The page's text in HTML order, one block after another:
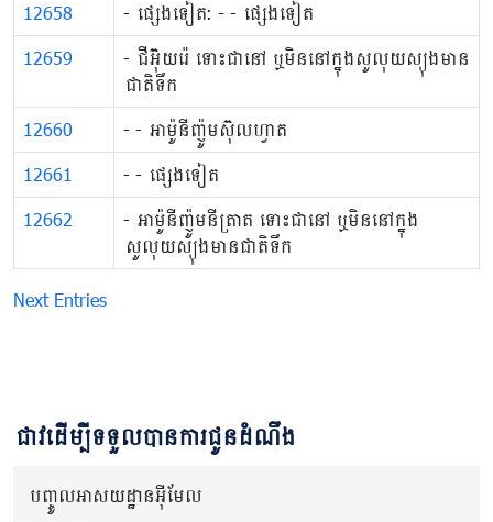
12658 - ផ្សេងទៀត: - - ផ្សេងទៀត
12659
- ជីអ៊ុយរ៉េ ទោះ​ជា​នៅ ឬ​មិន​នៅ​ក្នុង​សូលុយស្យុង​មាន​
ជាតិ​ទឹក
12660 - - អាម៉ូនីញ៉ូមស៊ុលហ្វាត
12661 - - ផ្សេងទៀត
12662
​- អាម៉ូនីញ៉ូមនីត្រាត ទោះ​ជា​នៅ ឬ​មិន​នៅ​ក្នុង​
សូលុយស្យុង​មាន​ជាតិ​ទឹក
Next Entries
ជាវដើម្បីទទួលបានការជូនដំណឹង
បញ្ចូលអាសយដ្ឋានអ៊ីមែល